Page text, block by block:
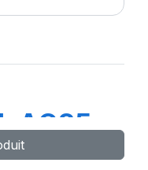
AC85